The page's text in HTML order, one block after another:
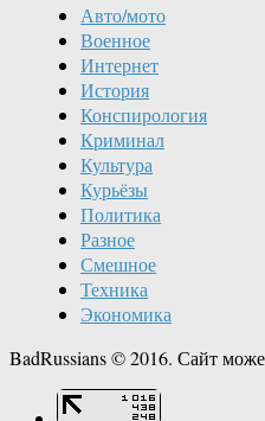
Авто/мото
Военное
Интернет
История
Конспирология
Криминал
Культура
Курьёзы
Политика
Разное
Смешное
Техника
Экономика
BadRussians © 2016. Сайт